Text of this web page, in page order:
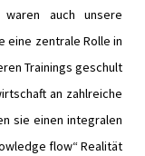
auch unsere
eine zentrale Rolle in
Trainings geschult
an zahlreiche
sie einen integralen
flow“ Realität